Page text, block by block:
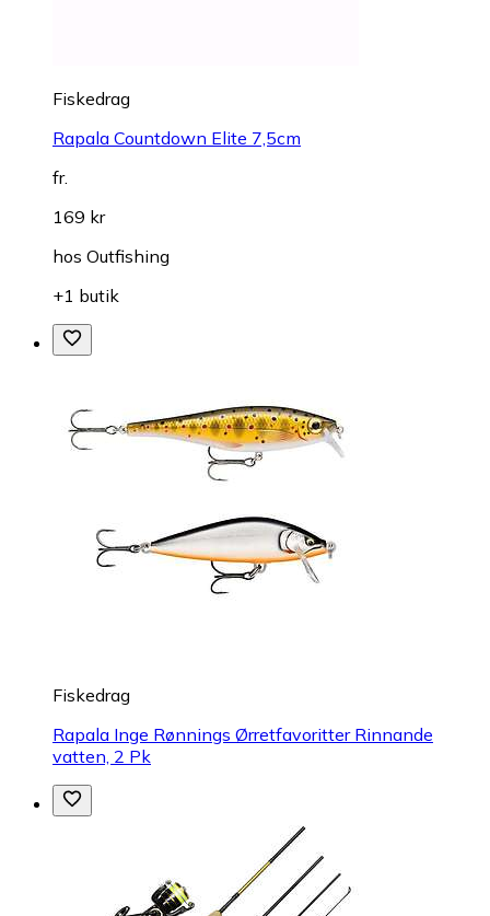
Fiskedrag
Rapala Countdown Elite 7,5cm
fr.
169 kr
hos Outfishing
+1 butik
Fiskedrag
Rapala Inge Rønnings Ørretfavoritter Rinnande
vatten, 2 Pk